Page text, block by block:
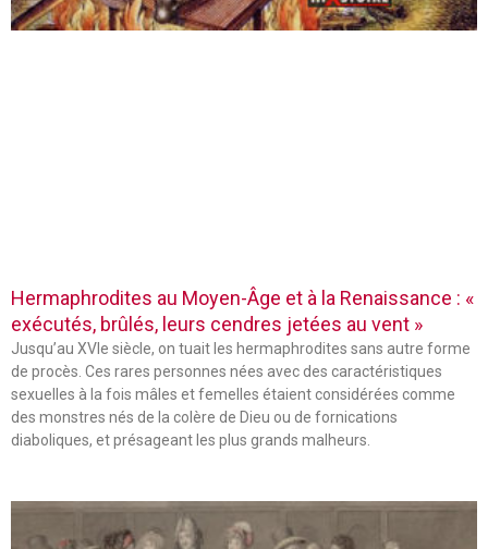
Hermaphrodites au Moyen-Âge et à la Renaissance : «
exécutés, brûlés, leurs cendres jetées au vent »
Jusqu’au XVIe siècle, on tuait les hermaphrodites sans autre forme
de procès. Ces rares personnes nées avec des caractéristiques
sexuelles à la fois mâles et femelles étaient considérées comme
des monstres nés de la colère de Dieu ou de fornications
diaboliques, et présageant les plus grands malheurs.